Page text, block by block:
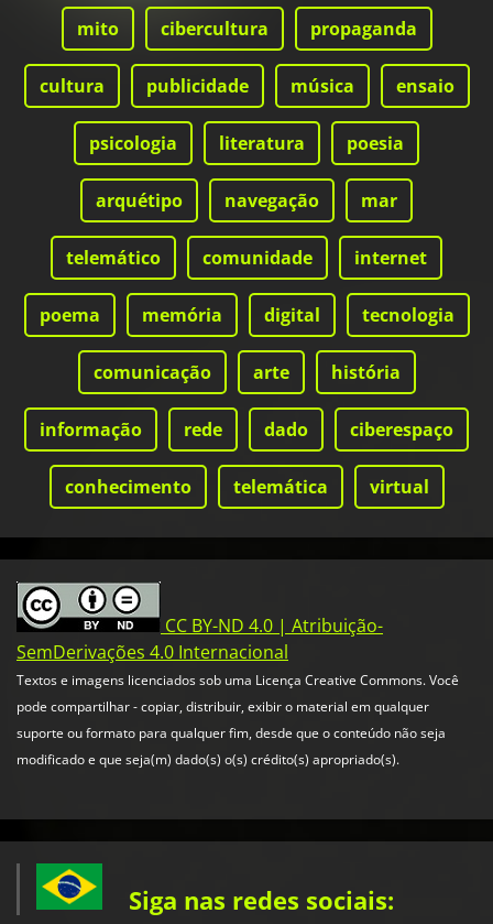
mito cibercultura propaganda
cultura publicidade música ensaio
psicologia literatura poesia
arquétipo navegação mar
telemático comunidade internet
poema memória digital tecnologia
comunicação arte história
informação rede dado ciberespaço
conhecimento telemática virtual
CC BY-ND 4.0 | Atribuição-
SemDerivações 4.0 Internacional
Textos e imagens licenciados sob uma Licença Creative Commons. Você
pode compartilhar - copiar, distribuir, exibir o material em qualquer
suporte ou formato para qualquer fim, desde que o conteúdo não seja
modificado e que seja(m) dado(s) o(s) crédito(s) apropriado(s).
Siga nas redes sociais: